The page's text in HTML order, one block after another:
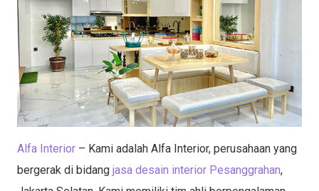
Alfa Interior – Kami adalah Alfa Interior, perusahaan yang
bergerak di bidang jasa desain interior Pesanggrahan,